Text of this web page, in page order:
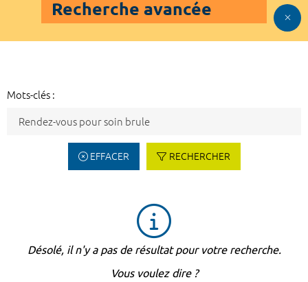
Recherche avancée
Mots-clés :
EFFACER RECHERCHER
Désolé, il n'y a pas de résultat pour votre recherche.
Vous voulez dire ?